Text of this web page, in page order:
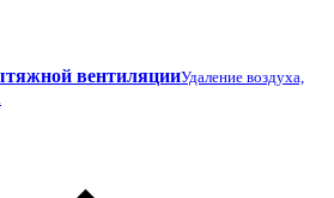
вентиляцииУдаление воздуха,